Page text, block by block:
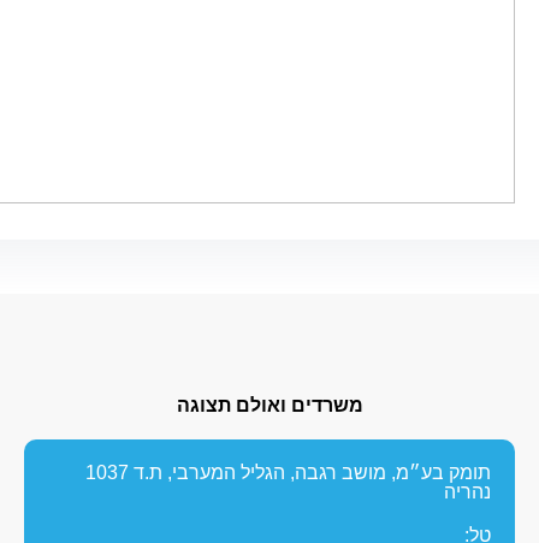
משרדים ואולם תצוגה
תומק בע״מ, מושב רגבה, הגליל המערבי, ת.ד 1037
נהריה
טל: